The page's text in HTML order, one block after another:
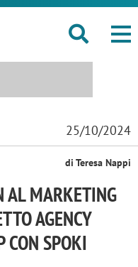
25/10/2024
di Teresa Nappi
AL MARKETING
AGENCY
CON SPOKI